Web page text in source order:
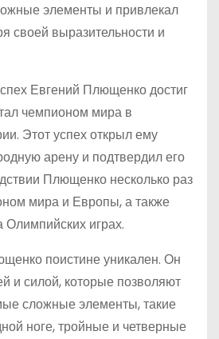
элементы и привлекал
своей выразительности и
Евгений Плющенко достиг
чемпионом мира в
Этот успех открыл ему
арену и подтвердил его
Плющенко несколько раз
мира и Европы, а также
Олимпийских играх.
поистине уникален. Он
и силой, которые позволяют
сложные элементы, такие
ноге, тройные и четверные